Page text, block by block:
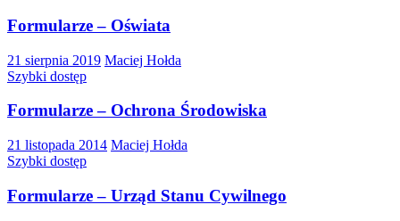
Formularze – Oświata
21 sierpnia 2019 Maciej Hołda
Szybki dostęp
Formularze – Ochrona Środowiska
21 listopada 2014 Maciej Hołda
Szybki dostęp
Formularze – Urząd Stanu Cywilnego